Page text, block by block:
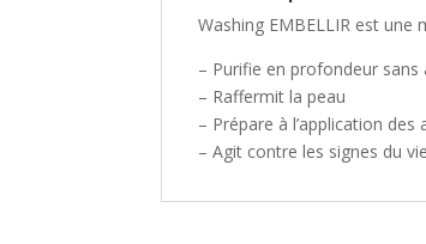
Washing EMBELLIR est
– Purifie en profondeur sans
– Raffermit la peau
– Prépare à l’application des
– Agit contre les signes du